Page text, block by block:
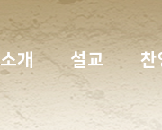
소개 설교 찬